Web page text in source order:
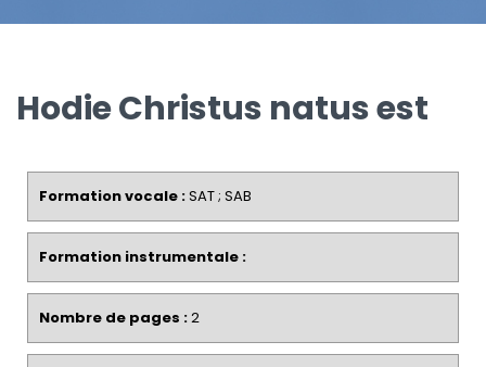
Hodie Christus natus est
Formation vocale :SAT ; SAB
Formation instrumentale :
Nombre de pages :2